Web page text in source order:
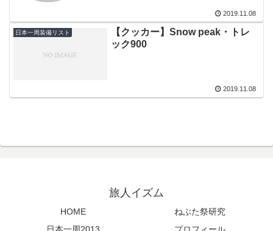
2019.11.08
日本一周装備リスト
【クッカー】Snow peak・トレ
ック900
2019.11.08
旅人イズム
HOME
ねぶた祭研究